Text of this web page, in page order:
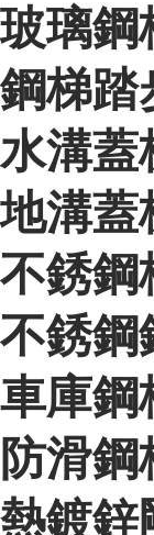
玻璃鋼
鋼梯踏
水溝蓋
地溝蓋
不銹鋼
不銹鋼
車庫鋼
防滑鋼
熱鍍鋅